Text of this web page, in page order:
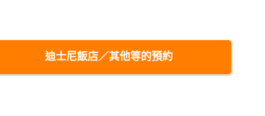
迪士尼飯店／其他等的預約